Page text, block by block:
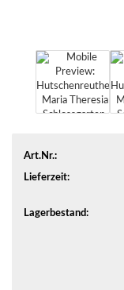
Art.Nr.:
Lieferzeit:
Lagerbestand: